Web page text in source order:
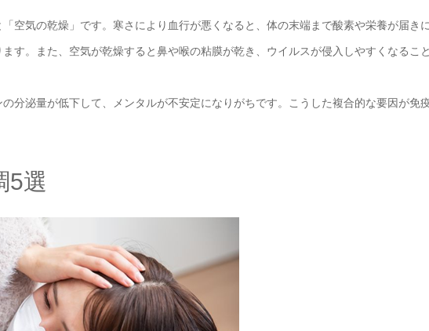
空気の乾燥」です。寒さにより血行が悪くなると、体の末端まで酸素や栄養が届き
す。また、空気が乾燥すると鼻や喉の粘膜が乾き、ウイルスが侵入しやすくなるこ
分泌量が低下して、メンタルが不安定になりがちです。こうした複合的な要因が免
5選